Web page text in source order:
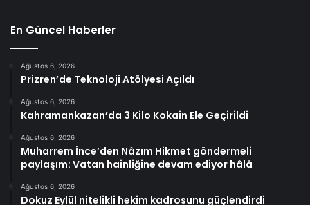
En Güncel Haberler
Ağustos 6, 2026
Prizren’de Teknoloji Atölyesi Açıldı
Ağustos 6, 2026
Kahramankazan’da 3 Kilo Kokain Ele Geçirildi
Ağustos 6, 2026
Muharrem İnce’den Nâzım Hikmet göndermeli
paylaşım: Vatan hainliğine devam ediyor hâlâ
Ağustos 6, 2026
Dokuz Eylül nitelikli hekim kadrosunu güçlendirdi